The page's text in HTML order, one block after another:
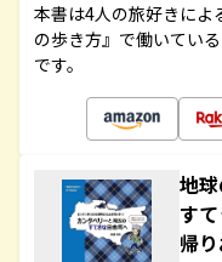
本書は4人の旅好きによ
の歩き方』で働いてい
です。
地
す
帰